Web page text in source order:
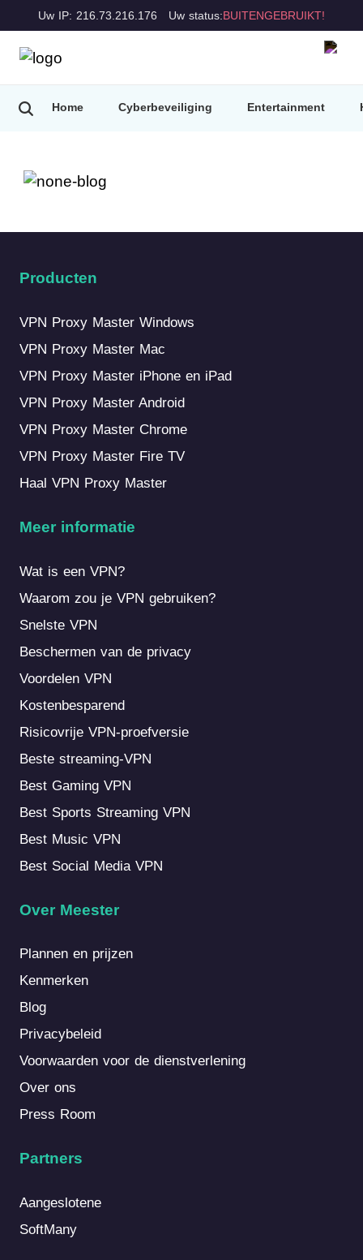
Uw IP: 216.73.216.176 Uw status:BUITENGEBRUIKT!
Home Cyberbeveiliging Entertainment
Producten
VPN Proxy Master Windows
VPN Proxy Master Mac
VPN Proxy Master iPhone en iPad
VPN Proxy Master Android
VPN Proxy Master Chrome
VPN Proxy Master Fire TV
Haal VPN Proxy Master
Meer informatie
Wat is een VPN?
Waarom zou je VPN gebruiken?
Snelste VPN
Beschermen van de privacy
Voordelen VPN
Kostenbesparend
Risicovrije VPN-proefversie
Beste streaming-VPN
Best Gaming VPN
Best Sports Streaming VPN
Best Music VPN
Best Social Media VPN
Over Meester
Plannen en prijzen
Kenmerken
Blog
Privacybeleid
Voorwaarden voor de dienstverlening
Over ons
Press Room
Partners
Aangeslotene
SoftMany